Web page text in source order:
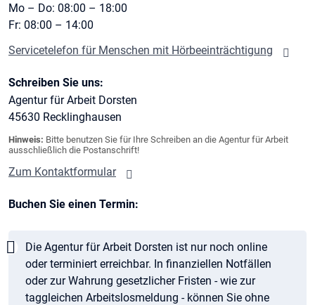
Mo – Do: 08:00 – 18:00
Fr: 08:00 – 14:00
Servicetelefon für Menschen mit Hörbeeinträchtigung
Schreiben Sie uns:
Agentur für Arbeit Dorsten
45630 Recklinghausen
Hinweis: Bitte benutzen Sie für Ihre Schreiben an die Agentur für Arbeit
ausschließlich die Postanschrift!
Zum Kontaktformular
Buchen Sie einen Termin:
Die Agentur für Arbeit Dorsten ist nur noch online
oder terminiert erreichbar. In finanziellen Notfällen
oder zur Wahrung gesetzlicher Fristen - wie zur
taggleichen Arbeitslosmeldung - können Sie ohne